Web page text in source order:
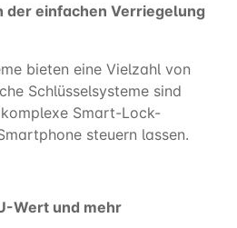
der einfachen Verriegelung
bieten eine Vielzahl von
Schlüsselsysteme sind
Smart-Lock-
steuern lassen.
Wert und mehr